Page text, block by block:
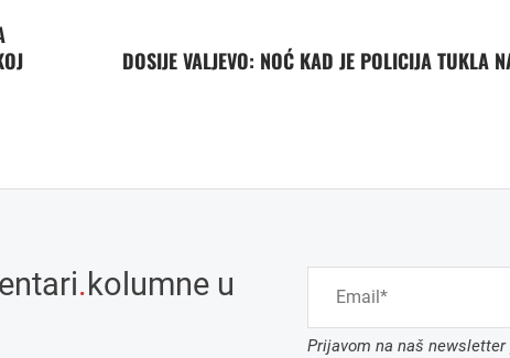
DOSIJE VALJEVO: NOĆ KAD JE POLICIJA TUKLA
.kolumne u
Prijavom na naš